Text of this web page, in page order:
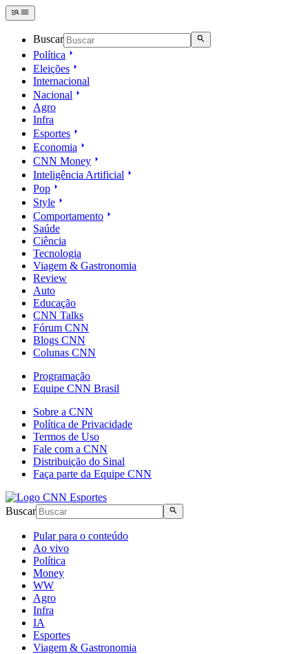
Buscar
Política
Eleições
Internacional
Nacional
Agro
Infra
Esportes
Economia
CNN Money
Inteligência Artificial
Pop
Style
Comportamento
Saúde
Ciência
Tecnologia
Viagem & Gastronomia
Review
Auto
Educação
CNN Talks
Fórum CNN
Blogs CNN
Colunas CNN
Programação
Equipe CNN Brasil
Sobre a CNN
Política de Privacidade
Termos de Uso
Fale com a CNN
Distribuição do Sinal
Faça parte da Equipe CNN
Buscar
Pular para o conteúdo
Ao vivo
Política
Money
WW
Agro
Infra
IA
Esportes
Viagem & Gastronomia